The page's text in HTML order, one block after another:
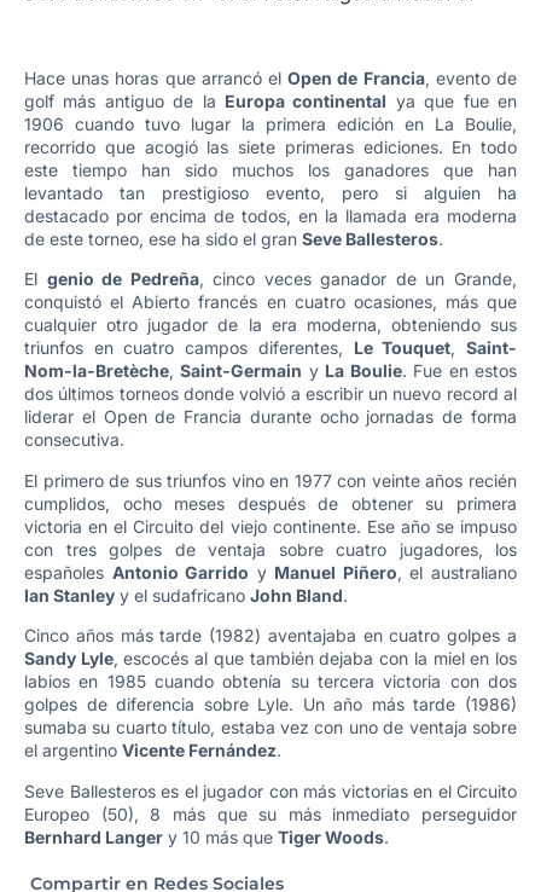
Hace unas horas que arrancó elOpen de Francia, evento de
golf más antiguo de la Europa continental ya que fue en
1906 cuando tuvo lugar la primera edición en La Boulie,
recorrido que acogió las siete primeras ediciones. En todo
este tiempo han sido muchos los ganadores que han
levantado tan prestigioso evento, pero si alguien ha
destacado por encima de todos, en la llamada era moderna
de este torneo, ese ha sido el gran Seve Ballesteros.
El genio de Pedreña, cinco veces ganador de un Grande,
conquistó el Abierto francés en cuatro ocasiones, más que
cualquier otro jugador de la era moderna, obteniendo sus
triunfos en cuatro campos diferentes, Le Touquet,Saint-
Nom-la-Bretèche,Saint-Germain y La Boulie. Fue en estos
dos últimos torneos donde volvió a escribir un nuevo record al
liderar el Open de Francia durante ocho jornadas de forma
consecutiva.
El primero de sus triunfos vino en 1977 con veinte años recién
cumplidos, ocho meses después de obtener su primera
victoria en el Circuito del viejo continente. Ese año se impuso
con tres golpes de ventaja sobre cuatro jugadores, los
españoles Antonio Garrido y Manuel Piñero, el australiano
Ian Stanley y el sudafricano John Bland.
Cinco años más tarde (1982) aventajaba en cuatro golpes a
Sandy Lyle, escocés al que también dejaba con la miel en los
labios en 1985 cuando obtenía su tercera victoria con dos
golpes de diferencia sobre Lyle. Un año más tarde (1986)
sumaba su cuarto título, estaba vez con uno de ventaja sobre
el argentino Vicente Fernández.
Seve Ballesteros es el jugador con más victorias en el Circuito
Europeo (50), 8 más que su más inmediato perseguidor
Bernhard Langer y 10 más que Tiger Woods.
Compartir en Redes Sociales